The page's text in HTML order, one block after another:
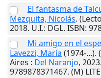
El fantasma de
Mezquita, Nicolás.
2018. U.I.: DGL. ISBN:
Mi amigo en el
Lavezzi, María (1974-...).
Aires : Del Naranjo, 2023.
9789878371467. (M)